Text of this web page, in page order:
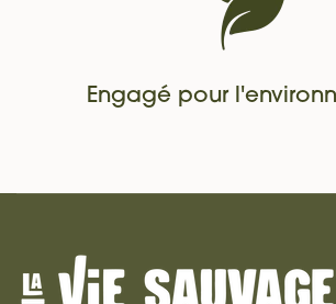
Engagé pour